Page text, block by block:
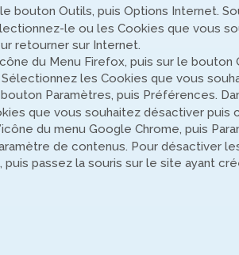
bouton Outils, puis Options Internet.
le ou les Cookies que vous
retourner sur Internet.
du Menu Firefox, puis sur le bouton
les Cookies que vous
Paramètres, puis Préférences.
que vous souhaitez désactiver puis
du menu Google Chrome, puis
de contenus. Pour désactiver
passez la souris sur le site ayant